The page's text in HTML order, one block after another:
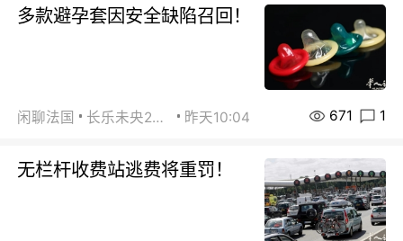
多款避孕套因安全缺陷召回！
闲聊法国 长乐未央2015 昨天10:04 671 1
无栏杆收费站逃费将重罚！